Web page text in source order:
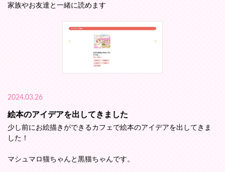
家族やお友達と一緒に読めます
2024.03.26
絵本のアイデアを出してきました
少し前にお絵描きができるカフェで絵本のアイデアを出してきま
した！
マシュマロ猫ちゃんと黒猫ちゃんです。